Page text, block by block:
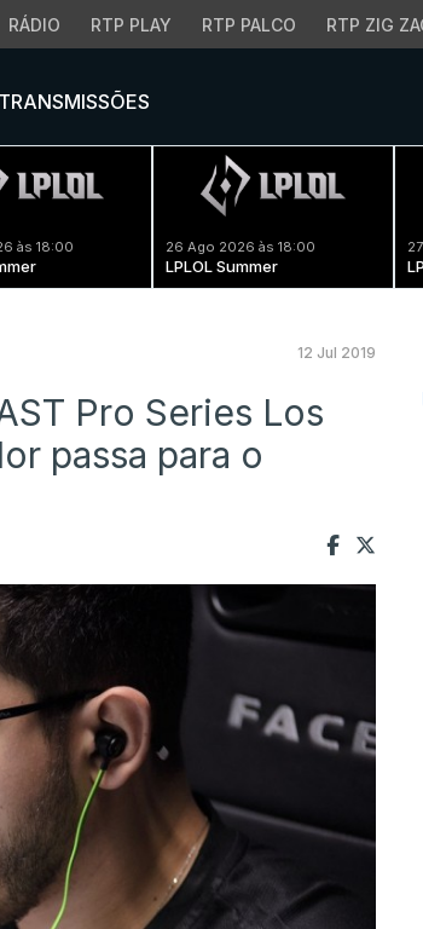
RÁDIO RTP PLAY RTP PALCO RTP ZIG
TRANSMISSÕES
às 18:00 26 Ago 2026 às 18:00
LPLOL Summer
12 Jul 2019
Pro Series Los
passa para o